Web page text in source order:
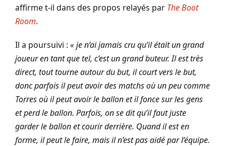
affirme t-il dans des propos relayés par The Boot
Room.
Il a poursuivi : « je n’ai jamais cru qu’il était un grand
joueur en tant que tel, c’est un grand buteur. Il est très
direct, tout tourne autour du but, il court vers le but,
donc parfois il peut avoir des matchs où un peu comme
Torres où il peut avoir le ballon et il fonce sur les gens
et perd le ballon. Parfois, on se dit qu’il faut juste
garder le ballon et courir derrière. Quand il est en
forme, il peut le faire, mais il n’est pas aidé par l’équipe.